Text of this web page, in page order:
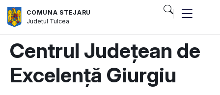
COMUNA STEJARU
Județul Tulcea
Centrul Județean de
Excelență Giurgiu